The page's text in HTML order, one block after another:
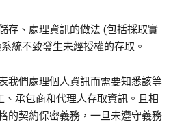
存、處理資訊的做法 (包括採取實
統不致發生未經授權的存取。
我們處理個人資訊而需要知悉該等
、承包商和代理人存取資訊。且相
的契約保密義務，一旦未遵守義務